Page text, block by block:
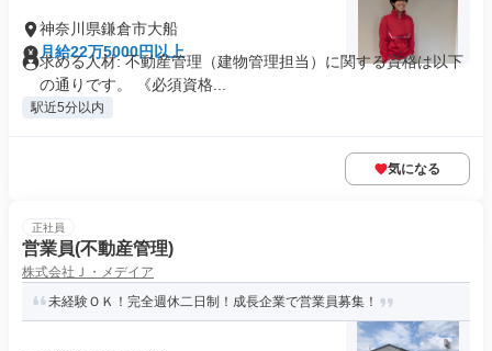
神奈川県鎌倉市大船
月給22万5000円以上
求める人材: 不動産管理（建物管理担当）に関する資格は以下
の通りです。 《必須資格...
駅近5分以内
気になる
正社員
営業員(不動産管理)
株式会社Ｊ・メデイア
未経験ＯＫ！完全週休二日制！成長企業で営業員募集！